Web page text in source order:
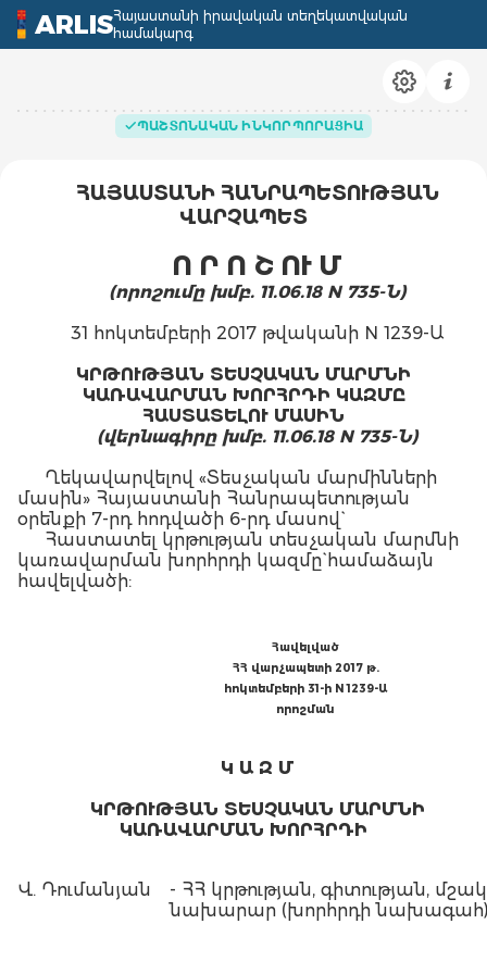
ARLISՀայաստանի իրավական տեղեկատվական
համակարգ
ՊԱՇՏՈՆԱԿԱՆ ԻՆԿՈՐՊՈՐԱՑԻԱ
ՀԱՅԱՍՏԱՆԻ ՀԱՆՐԱՊԵՏՈՒԹՅԱՆ
ՎԱՐՉԱՊԵՏ
Ո Ր Ո Շ ՈՒ Մ
(որոշումը խմբ. 11.06.18 N 735-Ն)
31 հոկտեմբերի 2017 թվականի N 1239-Ա
ԿՐԹՈՒԹՅԱՆ ՏԵՍՉԱԿԱՆ ՄԱՐՄՆԻ
ԿԱՌԱՎԱՐՄԱՆ ԽՈՐՀՐԴԻ ԿԱԶՄԸ
ՀԱՍՏԱՏԵԼՈՒ ՄԱՍԻՆ
(վերնագիրը խմբ. 11.06.18 N 735-Ն)
Ղեկավարվելով «Տեսչական մարմինների
մասին» Հայաստանի Հանրապետության
օրենքի 7-րդ հոդվածի 6-րդ մասով`
Հաստատել կրթության տեսչական մարմնի
կառավարման խորհրդի կազմը` համաձայն
հավելվածի:
Հավելված
ՀՀ վարչապետի 2017 թ.
հոկտեմբերի 31-ի N 1239-Ա
որոշման
Կ Ա Զ Մ
ԿՐԹՈՒԹՅԱՆ ՏԵՍՉԱԿԱՆ ՄԱՐՄՆԻ
ԿԱՌԱՎԱՐՄԱՆ ԽՈՐՀՐԴԻ
Վ. Դումանյան
- ՀՀ կրթության, գիտության,
նախարար (խորհրդի